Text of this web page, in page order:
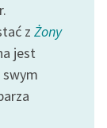
z Żony
jest